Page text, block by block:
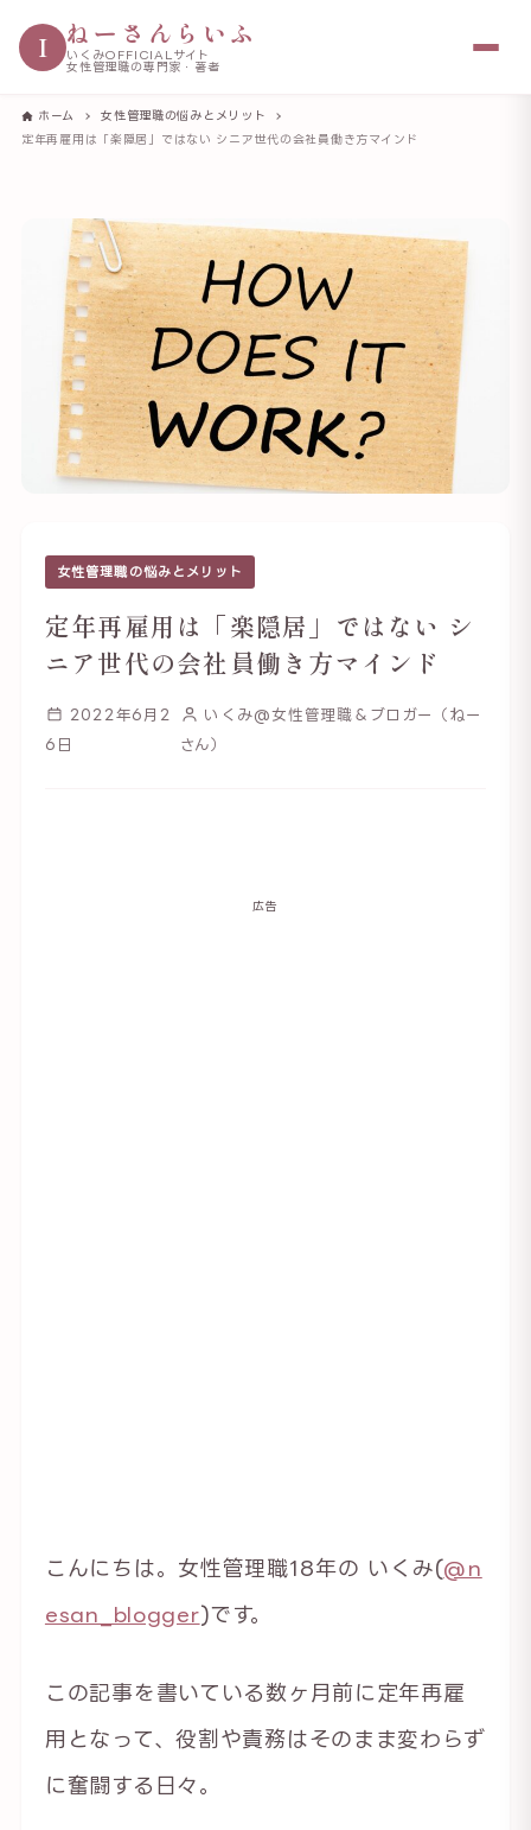
I ねーさんらいふ
いくみOFFICIALサイト
女性管理職の専門家・著者
ホーム
女性管理職の悩みとメリット
定年再雇用は「楽隠居」ではない シニア世代の会社員働き方マインド
女性管理職の悩みとメリット
定年再雇用は「楽隠居」ではない シ
ニア世代の会社員働き方マインド
2022年6月2
6日
いくみ@女性管理職＆ブロガー（ねー
さん）
広告
こんにちは。女性管理職18年の いくみ(@n
esan_blogger)です。
この記事を書いている数ヶ月前に定年再雇
用となって、役割や責務はそのまま変わらず
に奮闘する日々。